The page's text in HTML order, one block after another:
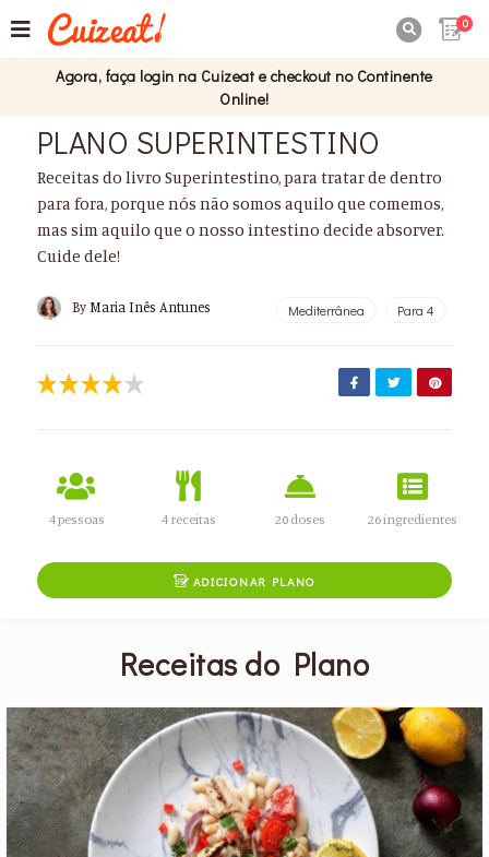
0
Agora, faça login na Cuizeat e checkout no Continente
Online!
PLANO SUPERINTESTINO
Receitas do livro Superintestino, para tratar de dentro
para fora, porque nós não somos aquilo que comemos,
mas sim aquilo que o nosso intestino decide absorver.
Cuide dele!
By Maria Inês Antunes Mediterrânea Para 4
4 pessoas 4 receitas 20 doses 26 ingredientes
ADICIONAR PLANO
Receitas do Plano